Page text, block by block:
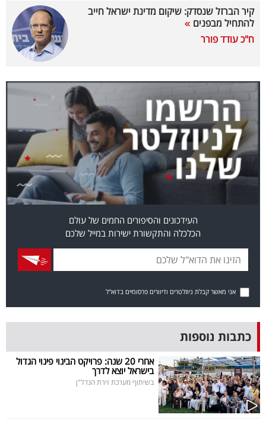
ניוזלטרים
מייל
אדום
אחרינו:
קיר הברזל שנסדק: שיקום מדינת ישראל חייב
להתחיל מבפנים
ח"כ עודד פורר
העידכונים והסיפורים החמים של עולם
הכלכלה והתקשורת ישירות במייל שלכם
אני מאשר קבלת ניוזלטרים ודיוורים פרסומיים בדוא"ל
כתבות נוספות
אחרי 20 שנה: פרויקט הבינוי פינוי הגדול
בישראל יוצא לדרך
בשיתוף מערכת זירת הנדל"ן